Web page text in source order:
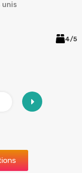
Doubaï, Émirats